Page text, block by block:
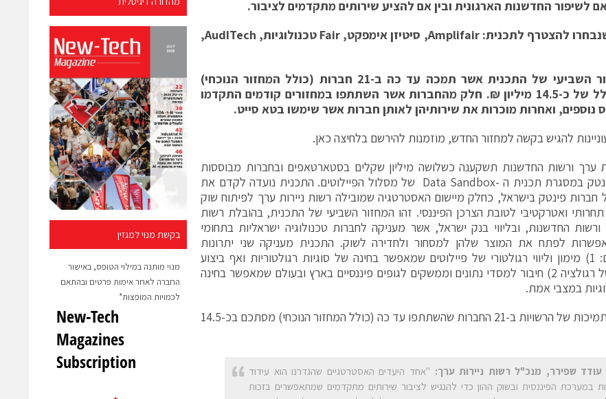
בקשת מנוי למגזין
מנוי מותנה במילוי הטופס, באישור
החברה לאחר אימות פרטים ובהתאם
לכמויות המופצות*
לשיפור החדשנות הארגונית ובין אם להציע שירותים מתקדמים לציבור.
להצטרף לתכנית:Amplifair, סיטיזן אימפקט, Fair טכנולוגיות, AudITech
,
זהו המחזור השביעי של התכנית אשר תמכה עד כה ב-21 חברות (כולל המחזור הנוכחי)
בהיקף כולל של כ-14.5 מיליון ₪. חלק מהחברות אשר השתתפו במחזורים קודמים התקדמו
נוספים, ואחרות מוכרות את שירותיהן לאותן חברות אשר שימשו בטא סייט.
להגיש בקשה למחזור החדש, מוזמנות להירשם בלחיצה כאן.
ערך ורשות החדשנות תשקענה כשלושה מיליון שקלים בסטארטאפים ובחברות מבוססות
בתחום הפינטק במסגרת תכנית ה -Data Sandbox של מסלול הפיילוטים. התכנית נועדה לקדם את
חברות פינטק בישראל, כחלק מיישום האסטרטגיה שמובילה רשות ניירות ערך לפיתוח שוק
תחרותי ואטרקטיבי לטובת הצרכן הפיננסי. זהו המחזור השביעי של התכנית, בהובלת רשות
ורשות החדשנות, ובליווי בנק ישראל, אשר מעניקה לחברות טכנולוגיה ישראליות בתחומי
אפשרות לפתח את המוצר שלהן למסחור ולחדירה לשוק. התכנית מעניקה שני יתרונות
משמעותיים: 1) מימון וליווי רגולטורי של פיילוטים שמאפשר בחינה של סוגיות רגולטוריות ואף ביצוע
התאמות של רגולציה 2) חיבור למסדי נתונים וממשקים לגופים פיננסיים בארץ ובעולם שמאפשר בחינה
במצבי אמת.
סך היקף התמיכות של הרשויות ב-21 החברות שהשתתפו עד כה (כולל המחזור הנוכחי) מסתכם בכ-14.5
עודד שפירר, מנכ"ל רשות ניירות ערך: "אחד היעדים האסטרטגיים שהגדרנו הוא עידוד
במערכת הפיננסית ובשוק ההון כדי להנגיש לציבור שירותים מתקדמים שמתאפשרים בזכות